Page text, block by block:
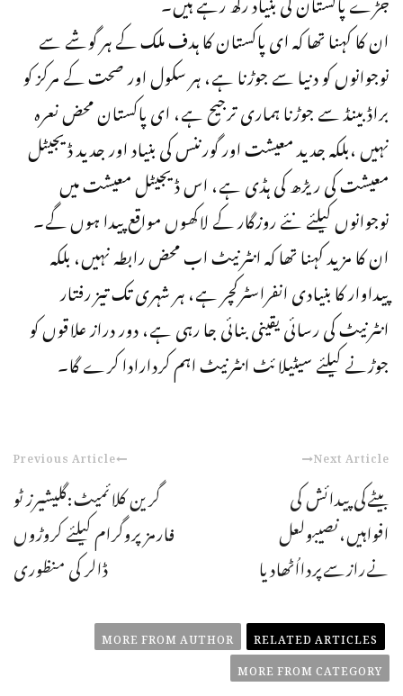
ان کا کہنا تھا کہ ای پاکستان کا ہدف ملک کے ہر گوشے سے
نوجوانوں کو دنیا سے جوڑنا ہے، ہر سکول اور صحت کے مرکز کو
براڈ بینڈ سے جوڑنا ہماری ترجیح ہے، ای پاکستان محض نعرہ
نہیں ،بلکہ جدید معیشت اور گورننس کی بنیاد اور جدید ڈیجیٹل
معیشت کی ریڑھ کی ہڈی ہے، اس ڈیجیٹل معیشت میں
نوجوانوں کیلئے نئے روزگار کے لاکھوں مواقع پیدا ہوں گے۔
ان کا مزید کہنا تھا کہ انٹرنیٹ اب محض رابطہ نہیں، بلکہ
پیداوار کا بنیادی انفراسٹرکچر ہے، ہر شہری تک تیز رفتار
انٹرنیٹ کی رسائی یقینی بنائی جا رہی ہے، دور دراز علاقوں کو
جوڑنے کیلئے سیٹیلائٹ انٹرنیٹ اہم کردارادا کرے گا۔
Previous Article
گرین کلائمیٹ:گلیشیرز ٹو
فارمز پروگرام کیلئے کروڑوں
ڈالر کی منظوری
Next Article
بیٹےکی پیدائش کی
افواہیں،نصیبولعل
نےرازسےپردااُٹھادیا
RELATED ARTICLES
MORE FROM AUTHOR
MORE FROM CATEGORY